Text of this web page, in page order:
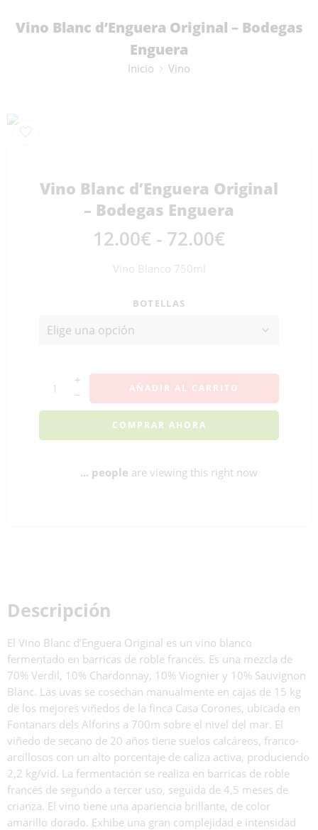
Vino Blanc d’Enguera Original – Bodegas
Enguera
Inicio Vino
Vino Blanc d’Enguera Original
– Bodegas Enguera
12.00€ - 72.00€
Vino Blanco 750ml
BOTELLAS
+
−
AÑADIR AL CARRITO
COMPRAR AHORA
... people are viewing this right now
Descripción
El Vino Blanc d’Enguera Original es un vino blanco
fermentado en barricas de roble francés. Es una mezcla de
70% Verdil, 10% Chardonnay, 10% Viognier y 10% Sauvignon
Blanc. Las uvas se cosechan manualmente en cajas de 15 kg
de los mejores viñedos de la finca Casa Corones, ubicada en
Fontanars dels Alforins a 700m sobre el nivel del mar. El
viñedo de secano de 20 años tiene suelos calcáreos, franco-
arcillosos con un alto porcentaje de caliza activa, produciendo
2,2 kg/vid. La fermentación se realiza en barricas de roble
francés de segundo a tercer uso, seguida de 4,5 meses de
crianza. El vino tiene una apariencia brillante, de color
amarillo dorado. Exhibe una gran complejidad e intensidad